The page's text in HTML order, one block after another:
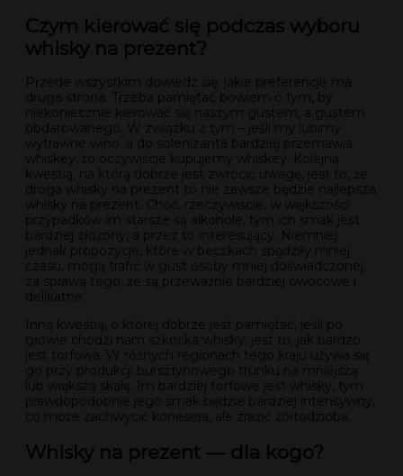
Czym kierować się podczas wyboru
whisky na prezent?
Przede wszystkim dowiedz się, jakie preferencje ma
druga strona. Trzeba pamiętać bowiem o tym, by
niekoniecznie kierować się naszym gustem, a gustem
obdarowanego. W związku z tym – jeśli my lubimy
wytrawne wino, a do solenizanta bardziej przemawia
whiskey, to oczywiście kupujemy whiskey. Kolejną
kwestią, na którą dobrze jest zwrócić uwagę, jest to, że
droga whisky na prezent to nie zawsze będzie najlepsza
whisky na prezent. Choć, rzeczywiście, w większości
przypadków im starsze są alkohole, tym ich smak jest
bardziej złożony, a przez to interesujący. Niemniej
jednak propozycje, które w beczkach spędziły mniej
czasu, mogą trafić w gust osoby mniej doświadczonej,
za sprawą tego, że są przeważnie bardziej owocowe i
delikatne.
Inną kwestią, o której dobrze jest pamiętać, jeśli po
głowie chodzi nam szkocka whisky, jest to, jak bardzo
jest torfowa. W różnych regionach tego kraju używa się
go przy produkcji bursztynowego trunku na mniejszą
lub większą skalę. Im bardziej torfowe jest whisky, tym
prawdopodobnie jego smak będzie bardziej intensywny,
co może zachwycić konesera, ale zrazić żółtodzioba.
Whisky na prezent — dla kogo?